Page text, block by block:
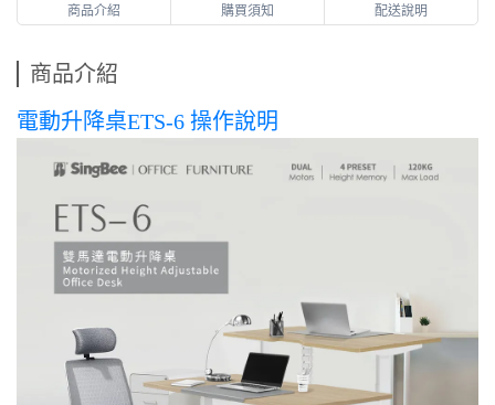
商品介紹 購買須知 配送說明
商品介紹
電動升降桌ETS-6 操作說明